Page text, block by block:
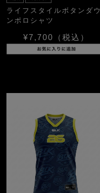
ライフスタイルボタンダウ
ンポロシャツ
¥7,700 （税込）